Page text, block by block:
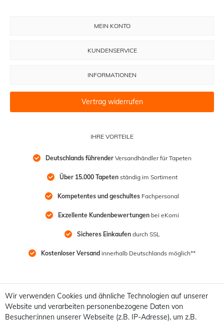
IHRE VORTEILE
Deutschlands führender Versandhändler für Tapeten
Über 15.000 Tapeten ständig im Sortiment
Kompetentes und geschultes Fachpersonal
Exzellente Kundenbewertungen bei eKomi
Sicheres Einkaufen durch SSL
Kostenloser Versand innerhalb Deutschlands möglich**
MEIN KONTO
KUNDENSERVICE
INFORMATIONEN
Vertrag widerrufen
Wir verwenden Cookies und ähnliche Technologien auf unserer
Website und verarbeiten personenbezogene Daten von
Besucher:innen unserer Webseite (z.B. IP-Adresse), um z.B.